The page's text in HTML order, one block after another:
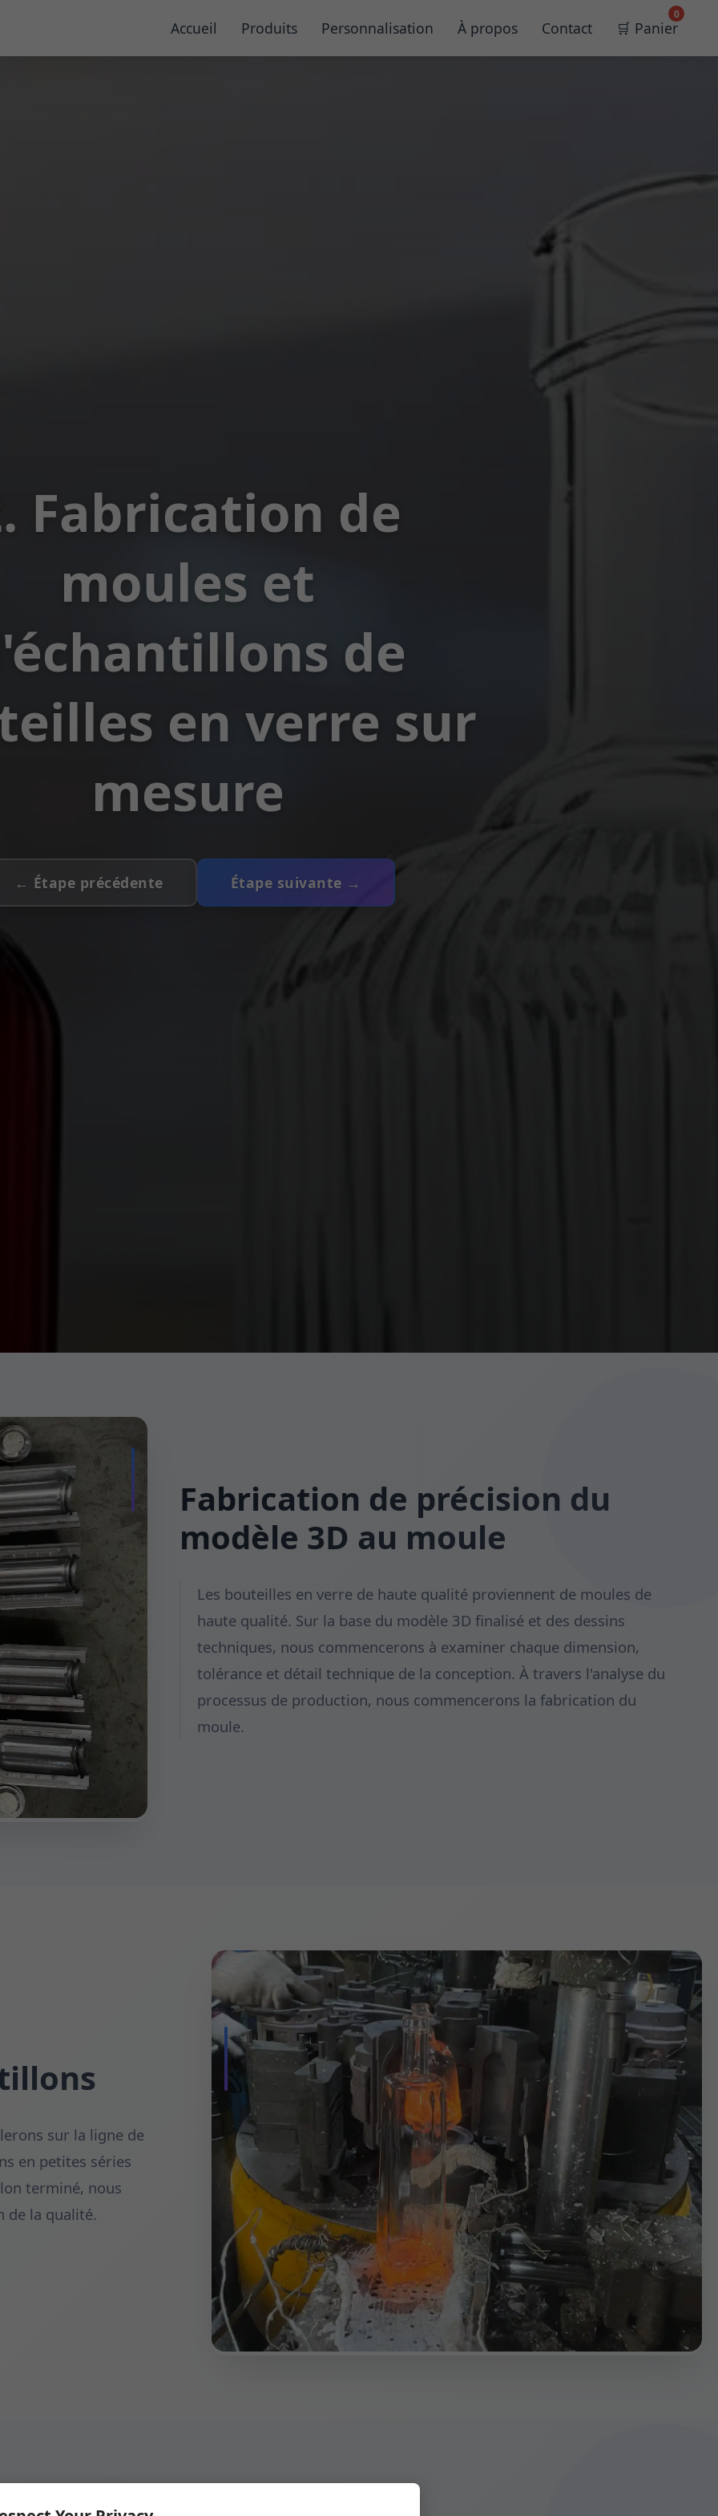
Accueil Produits Personnalisation À propos Contact 🛒 Panier
0
Fabrication de
moules et
de
en verre sur
mesure
← Étape précédente Étape suivante →
Fabrication de précision du
modèle 3D au moule
Les bouteilles en verre de haute qualité proviennent de moules de
haute qualité. Sur la base du modèle 3D finalisé et des dessins
techniques, nous commencerons à examiner chaque dimension,
tolérance et détail technique de la conception. À travers l'analyse du
processus de production, nous commencerons la fabrication du
moule.
sur la ligne de
en petites séries
terminé, nous
de la qualité.